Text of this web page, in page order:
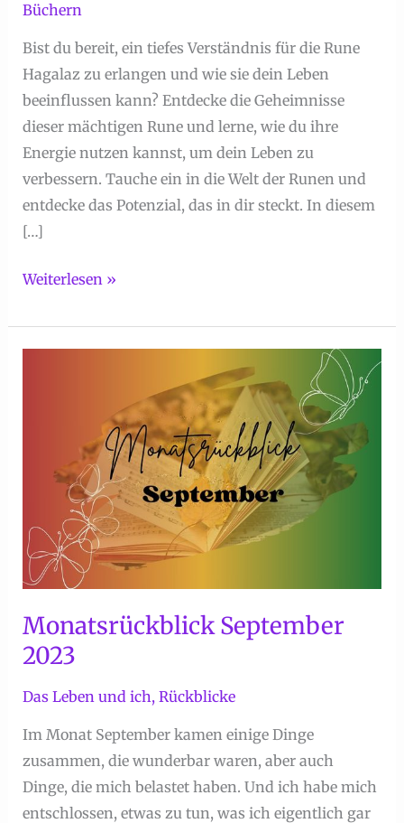
Büchern
Bist du bereit, ein tiefes Verständnis für die Rune
Hagalaz zu erlangen und wie sie dein Leben
beeinflussen kann? Entdecke die Geheimnisse
dieser mächtigen Rune und lerne, wie du ihre
Energie nutzen kannst, um dein Leben zu
verbessern. Tauche ein in die Welt der Runen und
entdecke das Potenzial, das in dir steckt. In diesem
[…]
Die
der
Hagalaz
Weiterlesen »
Monatsrückblick September
2023
Das Leben und ich, Rückblicke
Im Monat September kamen einige Dinge
zusammen, die wunderbar waren, aber auch
Dinge, die mich belastet haben. Und ich habe mich
entschlossen, etwas zu tun, was ich eigentlich gar